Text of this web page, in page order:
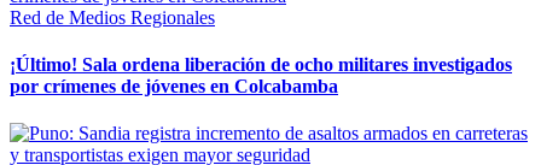
Red de Medios Regionales
¡Último! Sala ordena liberación de ocho militares investigados
por crímenes de jóvenes en Colcabamba